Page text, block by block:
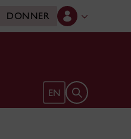
DONNER
EN Ouvrir le